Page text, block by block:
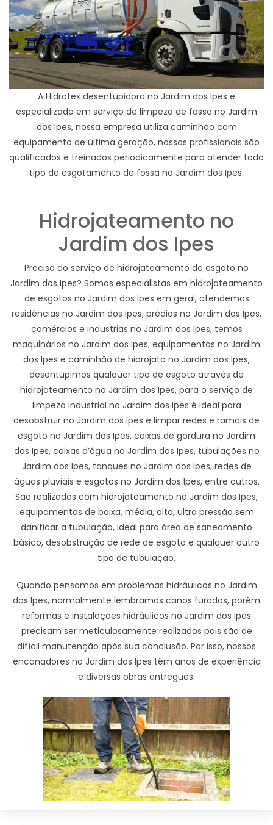
A Hidrotex desentupidora no Jardim dos Ipes e
especializada em serviço de limpeza de fossa no Jardim
dos Ipes, nossa empresa utiliza caminhão com
equipamento de última geração, nossos profissionais são
qualificados e treinados periodicamente para atender todo
tipo de esgotamento de fossa no Jardim dos Ipes.
Hidrojateamento no
Jardim dos Ipes
Precisa do serviço de hidrojateamento de esgoto no
Jardim dos Ipes? Somos especialistas em hidrojateamento
de esgotos no Jardim dos Ipes em geral, atendemos
residências no Jardim dos Ipes, prédios no Jardim dos Ipes,
comércios e industrias no Jardim dos Ipes, temos
maquinários no Jardim dos Ipes, equipamentos no Jardim
dos Ipes e caminhão de hidrojato no Jardim dos Ipes,
desentupimos qualquer tipo de esgoto através de
hidrojateamento no Jardim dos Ipes, para o serviço de
limpeza industrial no Jardim dos Ipes é ideal para
desobstruir no Jardim dos Ipes e limpar redes e ramais de
esgoto no Jardim dos Ipes, caixas de gordura no Jardim
dos Ipes, caixas d’água no Jardim dos Ipes, tubulações no
Jardim dos Ipes, tanques no Jardim dos Ipes, redes de
águas pluviais e esgotos no Jardim dos Ipes, entre outros.
São realizados com hidrojateamento no Jardim dos Ipes,
equipamentos de baixa, média, alta, ultra pressão sem
danificar a tubulação, ideal para área de saneamento
básico, desobstrução de rede de esgoto e qualquer outro
tipo de tubulação.
Quando pensamos em problemas hidráulicos no Jardim
dos Ipes, normalmente lembramos canos furados, porém
reformas e instalações hidráulicos no Jardim dos Ipes
precisam ser meticulosamente realizados pois são de
difícil manutenção após sua conclusão. Por isso, nossos
encanadores no Jardim dos Ipes têm anos de experiência
e diversas obras entregues.